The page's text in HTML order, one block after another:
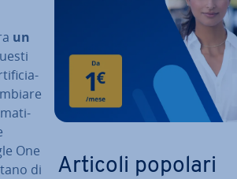
un
One
di
Articoli popolari